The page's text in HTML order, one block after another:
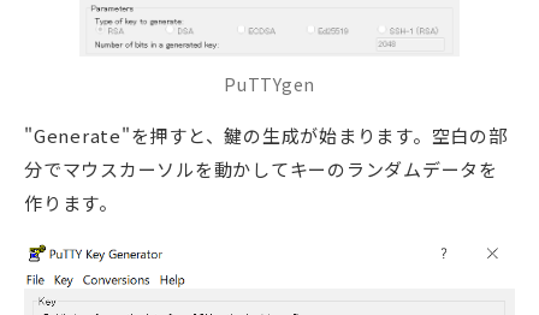
PuTTYgen
"Generate"を押すと、鍵の生成が始まります。空白の部
分でマウスカーソルを動かしてキーのランダムデータを
作ります。